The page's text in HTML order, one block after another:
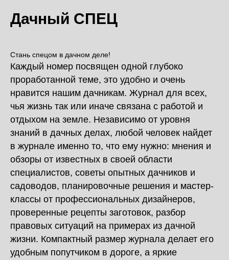
Дачный СПЕЦ
Стань спецом в дачном деле!
Каждый номер посвящен одной глубоко
проработанной теме, это удобно и очень
нравится нашим дачникам. Журнал для всех,
чья жизнь так или иначе связана с работой и
отдыхом на земле. Независимо от уровня
знаний в дачных делах, любой человек найдет
в журнале именно то, что ему нужно: мнения и
обзоры от известных в своей области
специалистов, советы опытных дачников и
садоводов, планировочные решения и мастер-
классы от профессиональных дизайнеров,
проверенные рецепты заготовок, разбор
правовых ситуаций на примерах из дачной
жизни. Компактный размер журнала делает его
удобным попутчиком в дороге, а яркие